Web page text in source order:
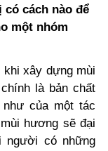
cách nào để
một nhóm
khi xây dựng mùi
là bản chất
của một tác
hương sẽ đại
người có những